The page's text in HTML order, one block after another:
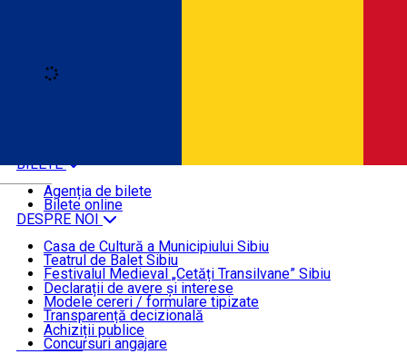
BILETE
ȘTIRI
DESPRE NOI
INFORMAȚII DE INTERES PUBLIC
ANUNȚURI
CONTACT
Agenția de bilete
Bilete online
Casa de Cultură a Municipiului Sibiu
Teatrul de Balet Sibiu
Festivalul Medieval „Cetăți Transilvane” Sibiu
Funcționare
Declarații de avere și interese
Modele cereri / formulare tipizate
Transparență decizională
Achiziții publice
Concursuri angajare